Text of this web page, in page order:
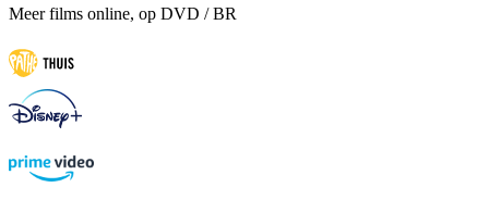
Meer films online, op DVD / BR